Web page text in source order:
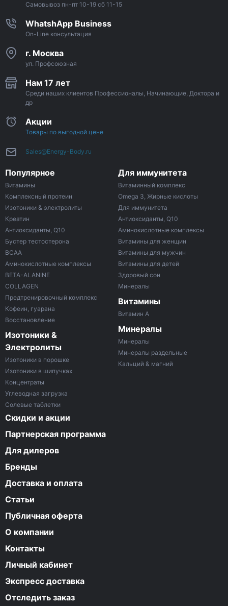
Самовывоз пн-пт 10-19 сб 11-15
WhatshApp Business
On-Line консультация
г. Москва
ул. Профсоюзная
Нам 17 лет
Среди наших клиентов Профессионалы, Начинающие, Доктора и
др
Акции
Товары по выгодной цене
Sales@Energy-Body.ru
Популярное
Витамины
Комплексный протеин
Изотоники & электролиты
Креатин
Антиоксиданты, Q10
Бустер тестостерона
ВСАА
Аминокислотные комплексы
BETA-ALANINE
COLLAGEN
Предтренировочный комплекс
Кофеин, гуарана
Восстановление
Изотоники &
Электролиты
Изотоники в порошке
Изотоники в шипучках
Концентраты
Углеводная загрузка
Солевые таблетки
Для иммунитета
Витаминный комплекс
Omega 3, Жирные кислоты
Для иммунитета
Антиоксиданты, Q10
Аминокислотные комплексы
Витамины для женщин
Витамины для мужчин
Витамины для детей
Здоровый сон
Минералы
Витамины
Витамин A
Минералы
Минералы
Минералы раздельные
Кальций & магний
Скидки и акции
Партнерская программа
Для дилеров
Бренды
Доставка и оплата
Статьи
Публичная оферта
О компании
Контакты
Личный кабинет
Экспресс доставка
Отследить заказ